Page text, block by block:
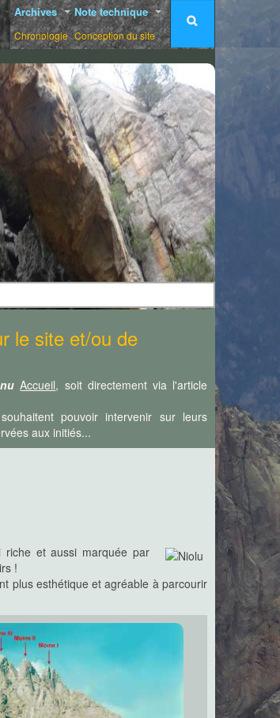
Archives
Chronologie
Note technique
Conception du site
le site et/ou de
Accueil, soit directement via l'article
pouvoir intervenir sur leurs
aux initiés...
et aussi marquée par
!
plus esthétique et agréable à parcourir